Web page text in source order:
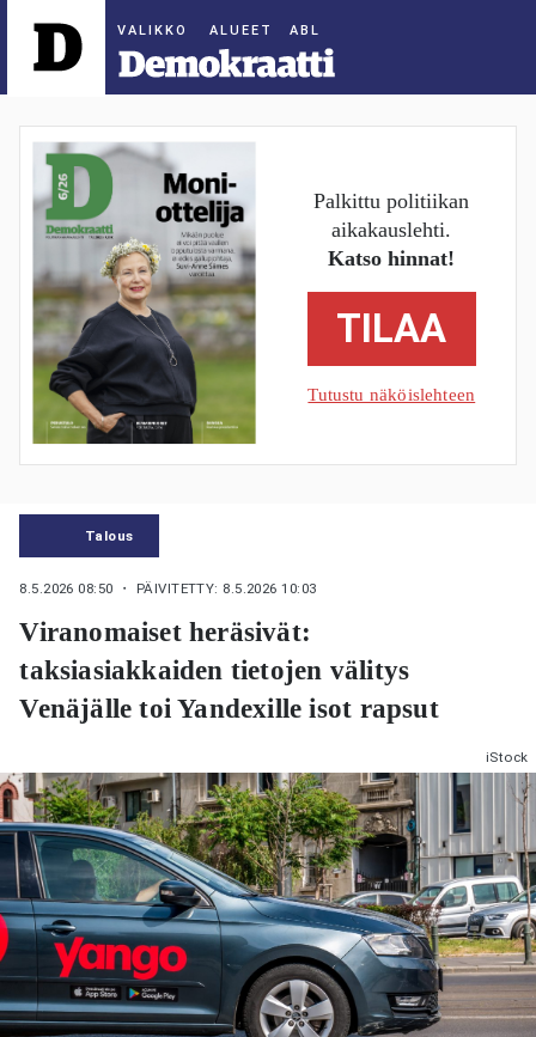
ALUEET
Palkittu politiikan
aikakauslehti.
Katso hinnat!
TILAA
Tutustu näköislehteen
Talous
8.5.2026 08:50 ・ PÄIVITETTY: 8.5.2026 10:03
Viranomaiset heräsivät:
taksiasiakkaiden tietojen välitys
Venäjälle toi Yandexille isot rapsut
iStock